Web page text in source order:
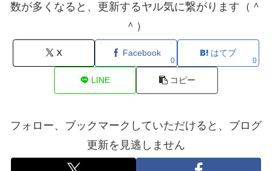
数が多くなると、更新するヤル気に繋がります（＾
＾）
X Facebook
0
はてブ
0
LINE コピー
フォロー、ブックマークしていただけると、ブログ
更新を見逃しません